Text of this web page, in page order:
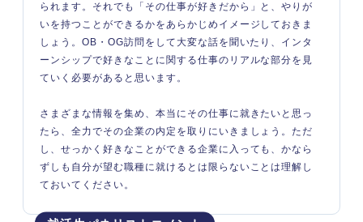
られます。それでも「その仕事が好きだから」と、やりが
いを持つことができるかをあらかじめイメージしておきま
しょう。OB・OG訪問をして大変な話を聞いたり、インタ
ーンシップで好きなことに関する仕事のリアルな部分を見
ていく必要があると思います。
さまざまな情報を集め、本当にその仕事に就きたいと思っ
たら、全力でその企業の内定を取りにいきましょう。ただ
し、せっかく好きなことができる企業に入っても、かなら
ずしも自分が望む職種に就けるとは限らないことは理解し
ておいてください。